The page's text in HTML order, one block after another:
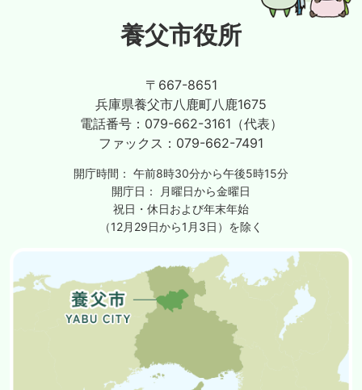
養父市役所
〒667-8651
兵庫県養父市八鹿町八鹿1675
電話番号： 079-662-3161（代表）
ファックス： 079-662-7491
開庁時間： 午前8時30分から午後5時15分
開庁日：
月曜日から金曜日
祝日・休日および年末年始
（12月29日から1月3日）を除く